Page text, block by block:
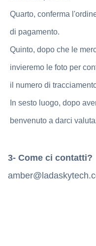
Quarto, conferma
di pagamento.
Quinto, dopo che le
invieremo le foto per
il numero di
In sesto luogo, dopo
benvenuto a darci
3- Come ci contatti?